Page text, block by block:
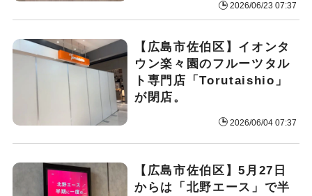
2026/06/23 07:37
【広島市佐伯区】イオンタ
ウン楽々園のフルーツタル
ト専門店「Torutaishio」
が閉店。
2026/06/04 07:37
【広島市佐伯区】5月27日
からは「北野エース」で半